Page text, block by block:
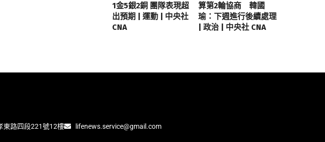
1金5銀2銅 團隊表現超
出預期 | 運動 | 中央社
CNA
算第2輪協商 韓國
瑜：下週進行後續處理
| 政治 | 中央社 CNA
東路四段221號12樓 lifenews.service@gmail.com